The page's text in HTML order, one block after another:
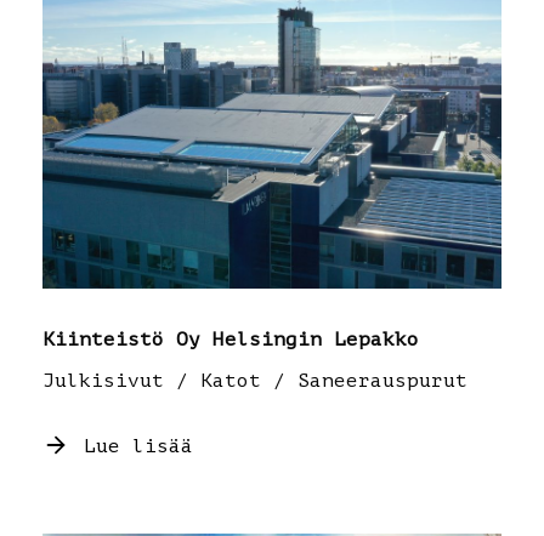
Kiinteistö Oy Helsingin Lepakko
Julkisivut / Katot / Saneerauspurut
Lue lisää